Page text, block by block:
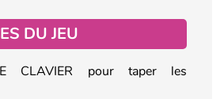
DU JEU
CLAVIER pour taper les